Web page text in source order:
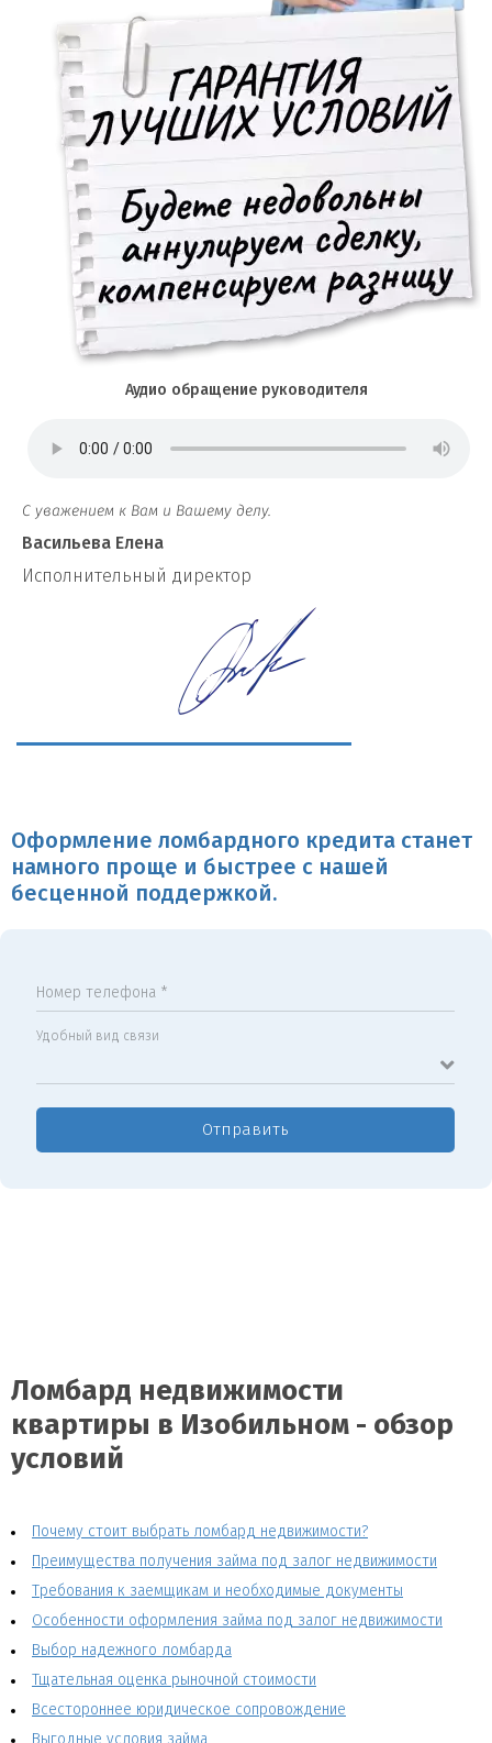
Аудио обращение руководителя
С уважением к Вам и Вашему делу.
Васильева Елена
И сполнительный директор
Оформление ломбардного кредита станет
намного проще и быстрее с нашей
бесценной поддержкой.
Номер телефона *
Удобный вид связи
Отправить
Ломбард недвижимости
квартиры в Изобильном - обзор
условий
Почему стоит выбрать ломбард недвижимости?
Преимущества получения займа под залог недвижимости
Требования к заемщикам и необходимые документы
Особенности оформления займа под залог недвижимости
Выбор надежного ломбарда
Тщательная оценка рыночной стоимости
Всестороннее юридическое сопровождение
Выгодные условия займа